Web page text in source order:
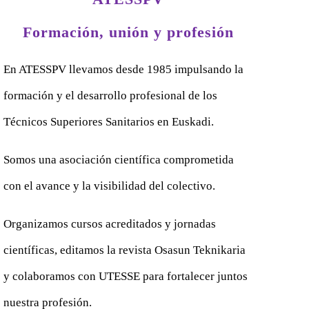
Formación, unión y profesión
En ATESSPV llevamos desde 1985 impulsando la
formación y el desarrollo profesional de los
Técnicos Superiores Sanitarios en Euskadi.
Somos una asociación científica comprometida
con el avance y la visibilidad del colectivo.
Organizamos cursos acreditados y jornadas
científicas, editamos la revista Osasun Teknikaria
y colaboramos con UTESSE para fortalecer juntos
nuestra profesión.